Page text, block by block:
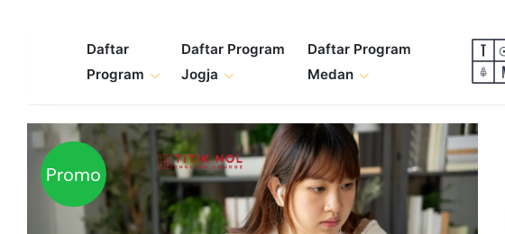
Daftar
Program
Daftar Program
Jogja
Daftar Program
Medan
Promo